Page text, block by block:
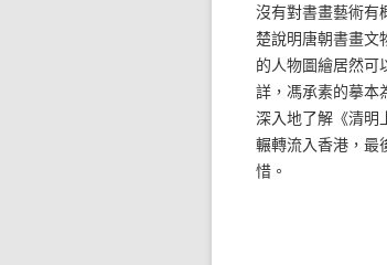
沒有對書畫藝術有
楚說明唐朝書畫文
的人物圖繪居然可
詳，馮承素的摹本
深入地了解《清明
輾轉流入香港，最
惜。